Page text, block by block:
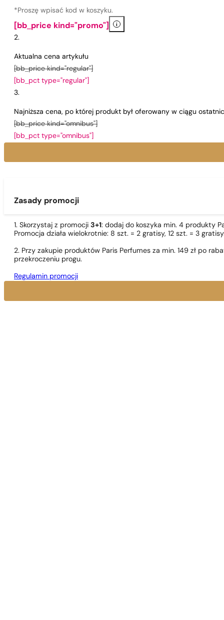
*Proszę wpisać kod w koszyku.
[bb_price kind="promo"] i
Aktualna cena artykułu
[bb_price kind="regular"]
[bb_pct type="regular"]
Najniższa cena, po której produkt był oferowany w ciągu
[bb_price kind="omnibus"]
[bb_pct type="omnibus"]
Zasady promocji
1. Skorzystaj z promocji 3+1: dodaj do koszyka min. 4 produkty
Promocja działa wielokrotnie: 8 szt. = 2 gratisy, 12 szt. = 3
2. Przy zakupie produktów Paris Perfumes za min. 149 zł po
przekroczeniu progu.
Regulamin promocji